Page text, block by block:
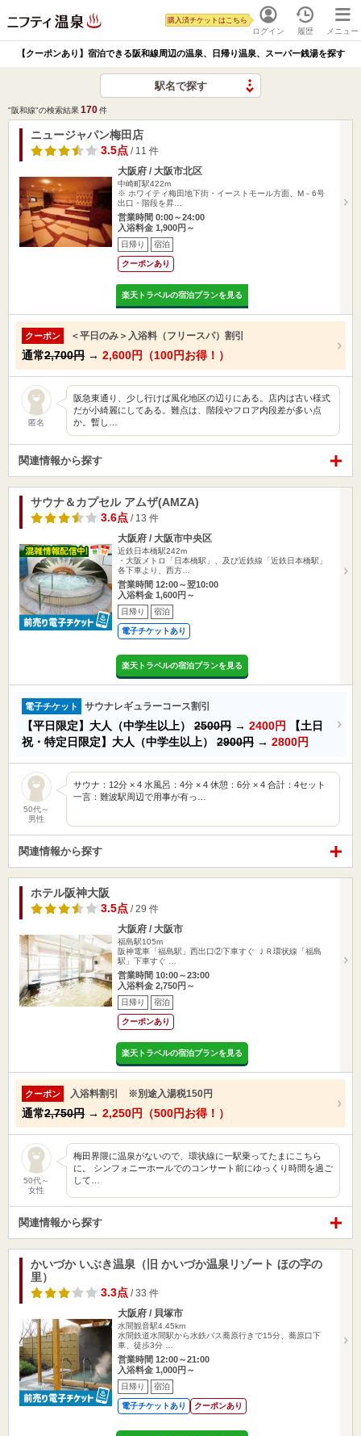
ログイン
購入済チケットはこちら
履歴 メニュー
【クーポンあり】宿泊できる阪和線周辺の温泉、日帰り温泉、スーパー銭湯を探す
駅名で探す
"阪和線"の検索結果170件
ニュージャパン梅田店
3.5点 / 11 件
大阪府 / 大阪市北区
中崎町駅422m
※ ホワイティ梅田地下街・イーストモール方面、M－6号
出口・階段を昇…
営業時間 0:00～24:00
入浴料金 1,900円～
日帰り 宿泊
クーポンあり
楽天トラベルの宿泊プランを見る
クーポン ＜平日のみ＞入浴料（フリースパ）割引
通常2,700円 → 2,600円（100円お得！）
匿名
阪急東通り、少し行けば風化地区の辺りにある。店内は古い様式
だが小綺麗にしてある。難点は、階段やフロア内段差が多い点
か。暫し…
関連情報から探す
サウナ＆カプセル アムザ(AMZA)
3.6点 / 13 件
大阪府 / 大阪市中央区
近鉄日本橋駅242m
・大阪メトロ「日本橋駅」、及び近鉄線「近鉄日本橋駅」
各下車より、西方…
営業時間 12:00～翌10:00
入浴料金 1,600円～
日帰り 宿泊
電子チケットあり
楽天トラベルの宿泊プランを見る
電子チケット サウナレギュラーコース割引
【平日限定】大人（中学生以上） 2500円 → 2400円
【土日
祝・特定日限定】大人（中学生以上） 2900円 → 2800円
50代～
男性
サウナ：12分 × 4 水風呂：4分 × 4 休憩：6分 × 4 合計：4セット
一言：難波駅周辺で用事が有っ…
関連情報から探す
ホテル阪神大阪
3.5点 / 29 件
大阪府 / 大阪市
福島駅105m
阪神電車「福島駅」西出口②下車すぐ ＪＲ環状線「福島
駅」下車すぐ …
営業時間 10:00～23:00
入浴料金 2,750円～
日帰り 宿泊
クーポンあり
楽天トラベルの宿泊プランを見る
クーポン 入浴料割引 ※別途入湯税150円
通常2,750円 → 2,250円（500円お得！）
50代～
女性
梅田界隈に温泉がないので、環状線に一駅乗ってたまにこちら
に。 シンフォニーホールでのコンサート前にゆっくり時間を過ご
して…
関連情報から探す
かいづか いぶき温泉（旧 かいづか温泉リゾート ほの字の
里）
3.3点 / 33 件
大阪府 / 貝塚市
水間観音駅4.45km
水間鉄道水間駅から水鉄バス蕎原行きで15分、蕎原口下
車、徒歩3分 …
営業時間 12:00～21:00
入浴料金 1,000円～
日帰り 宿泊
電子チケットあり クーポンあり